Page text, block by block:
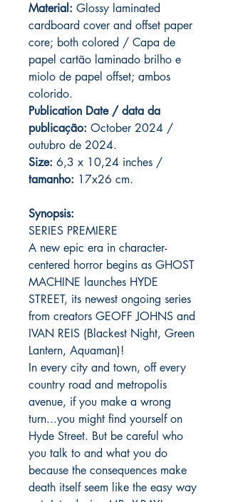
Material: Glossy laminated
cardboard cover and offset paper
core; both colored / Capa de
papel cartão laminado brilho e
miolo de papel offset; ambos
colorido.
Publication Date / data da
publicação: October 2024 /
outubro de 2024.
Size: 6,3 x 10,24 inches /
tamanho: 17x26 cm.
Synopsis:
SERIES PREMIERE
A new epic era in character-
centered horror begins as GHOST
MACHINE launches HYDE
STREET, its newest ongoing series
from creators GEOFF JOHNS and
IVAN REIS (Blackest Night, Green
Lantern, Aquaman)!
In every city and town, off every
country road and metropolis
avenue, if you make a wrong
turn...you might find yourself on
Hyde Street. But be careful who
you talk to and what you do
because the consequences make
death itself seem like the easy way